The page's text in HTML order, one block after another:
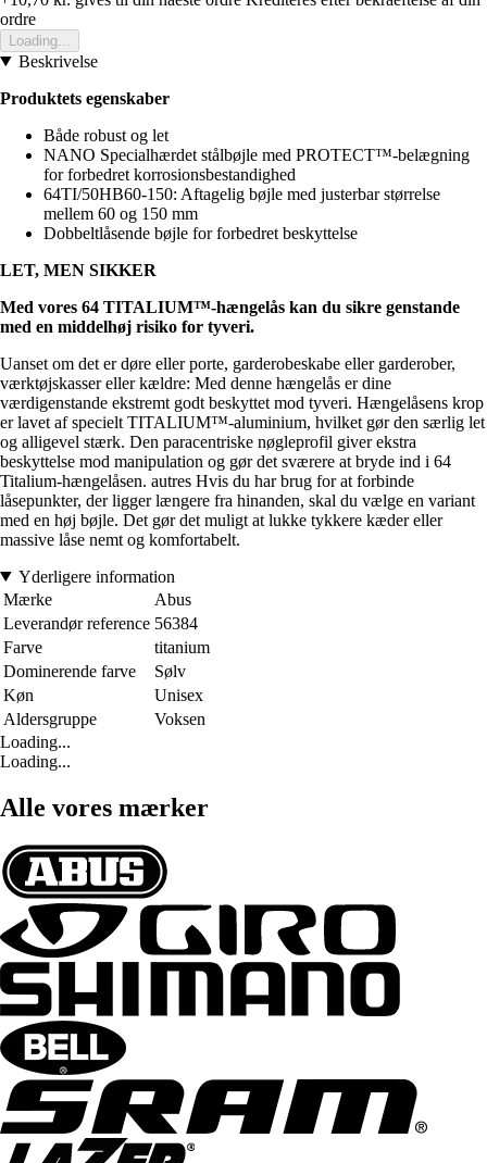
ordre
Loading...
Beskrivelse
Produktets egenskaber
Både robust og let
NANO Specialhærdet stålbøjle med PROTECT™-belægning
for forbedret korrosionsbestandighed
64TI/50HB60-150: Aftagelig bøjle med justerbar størrelse
mellem 60 og 150 mm
Dobbeltlåsende bøjle for forbedret beskyttelse
LET, MEN SIKKER
Med vores 64 TITALIUM™-hængelås kan du sikre genstande
med en middelhøj risiko for tyveri.
Uanset om det er døre eller porte, garderobeskabe eller garderober,
værktøjskasser eller kældre: Med denne hængelås er dine
værdigenstande ekstremt godt beskyttet mod tyveri. Hængelåsens krop
er lavet af specielt TITALIUM™-aluminium, hvilket gør den særlig let
og alligevel stærk. Den paracentriske nøgleprofil giver ekstra
beskyttelse mod manipulation og gør det sværere at bryde ind i 64
Titalium-hængelåsen. autres Hvis du har brug for at forbinde
låsepunkter, der ligger længere fra hinanden, skal du vælge en variant
med en høj bøjle. Det gør det muligt at lukke tykkere kæder eller
massive låse nemt og komfortabelt.
Yderligere information
Mærke
Abus
Leverandør reference 56384
Farve
titanium
Dominerende farve
Sølv
Køn
Unisex
Aldersgruppe
Voksen
Loading...
Loading...
Alle vores mærker